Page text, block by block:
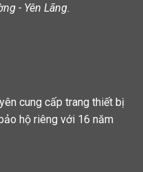
- Yên Lãng.
cung cấp trang thiết bị
hộ riêng với 16 năm